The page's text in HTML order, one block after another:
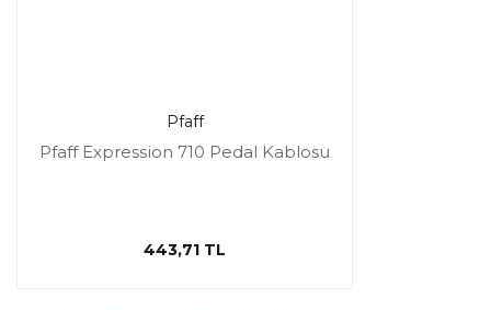
Pfaff
Pfaff Expression 710 Pedal Kablosu
443,71 TL